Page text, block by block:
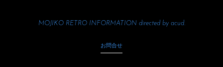
MOJIKO RETRO INFORMATION directed by acud.
お問合せ